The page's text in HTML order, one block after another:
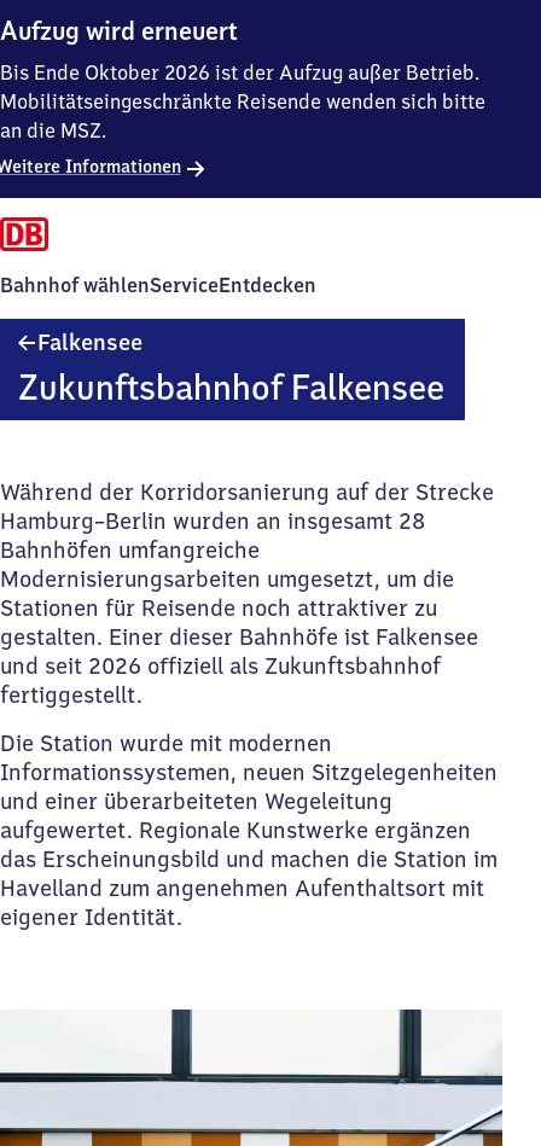
Aufzug wird erneuert
Bis Ende Oktober 2026 ist der Aufzug außer Betrieb.
Mobilitätseingeschränkte Reisende wenden sich bitte
an die MSZ.
Informationen
Bahnhof wählenServiceEntdecken
Falkensee
Zukunftsbahnhof Falkensee
Während der Korridorsanierung auf der Strecke
Hamburg–Berlin wurden an insgesamt 28
Bahnhöfen umfangreiche
Modernisierungsarbeiten umgesetzt, um die
Stationen für Reisende noch attraktiver zu
gestalten. Einer dieser Bahnhöfe ist Falkensee
und seit 2026 offiziell als Zukunftsbahnhof
fertiggestellt.
Die Station wurde mit modernen
Informationssystemen, neuen Sitzgelegenheiten
und einer überarbeiteten Wegeleitung
aufgewertet. Regionale Kunstwerke ergänzen
das Erscheinungsbild und machen die Station im
Havelland zum angenehmen Aufenthaltsort mit
eigener Identität.